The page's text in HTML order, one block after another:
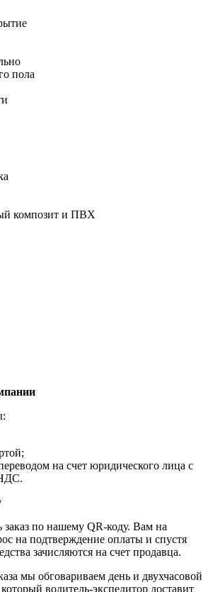
пола
композит и ПВХ
на счет юридического лица с
по нашему QR-коду. Вам на
на подтверждение оплаты и спустя
зачисляются на счет продавца.
мы обговариваем день и двухчасовой
водитель-экспедитор доставит